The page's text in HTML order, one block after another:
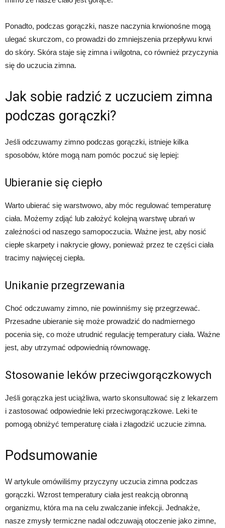
Ponadto, podczas gorączki, nasze naczynia krwionośne mogą
ulegać skurczom, co prowadzi do zmniejszenia przepływu krwi
do skóry. Skóra staje się zimna i wilgotna, co również przyczynia
się do uczucia zimna.
Jak sobie radzić z uczuciem zimna
podczas gorączki?
Jeśli odczuwamy zimno podczas gorączki, istnieje kilka
sposobów, które mogą nam pomóc poczuć się lepiej:
Ubieranie się ciepło
Warto ubierać się warstwowo, aby móc regulować temperaturę
ciała. Możemy zdjąć lub założyć kolejną warstwę ubrań w
zależności od naszego samopoczucia. Ważne jest, aby nosić
ciepłe skarpety i nakrycie głowy, ponieważ przez te części ciała
tracimy najwięcej ciepła.
Unikanie przegrzewania
Choć odczuwamy zimno, nie powinniśmy się przegrzewać.
Przesadne ubieranie się może prowadzić do nadmiernego
pocenia się, co może utrudnić regulację temperatury ciała. Ważne
jest, aby utrzymać odpowiednią równowagę.
Stosowanie leków przeciwgorączkowych
Jeśli gorączka jest uciążliwa, warto skonsultować się z lekarzem
i zastosować odpowiednie leki przeciwgorączkowe. Leki te
pomogą obniżyć temperaturę ciała i złagodzić uczucie zimna.
Podsumowanie
W artykule omówiliśmy przyczyny uczucia zimna podczas
gorączki. Wzrost temperatury ciała jest reakcją obronną
organizmu, która ma na celu zwalczanie infekcji. Jednakże,
nasze zmysły termiczne nadal odczuwają otoczenie jako zimne,